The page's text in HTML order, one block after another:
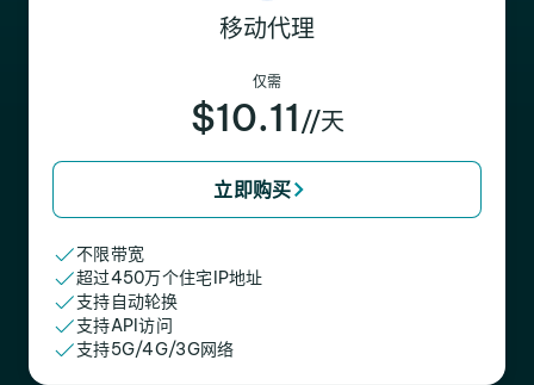
移动代理
仅需
$10.11 //天
立即购买
不限带宽
超过450万个住宅IP地址
支持自动轮换
支持API访问
支持5G/4G/3G网络